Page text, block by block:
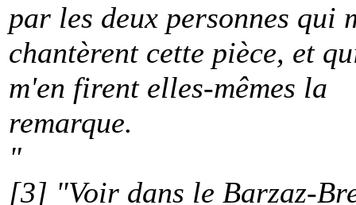
par les deux personnes qui
chantèrent cette pièce, et
m'en firent elles-mêmes la
remarque.
"
[3] "Voir dans le Barzaz-